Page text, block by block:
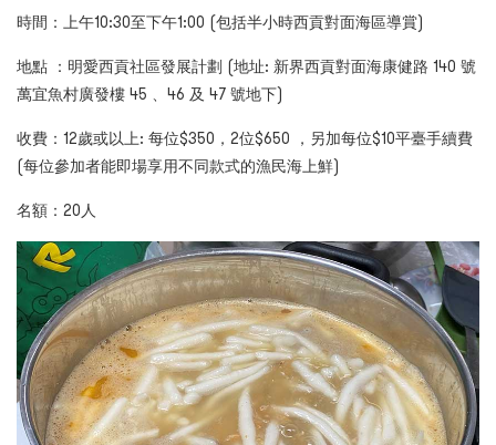
時間：上午10:30至下午1:00 (包括半小時西貢對面海區導賞)
地點 ：明愛西貢社區發展計劃 (地址: 新界西貢對面海康健路 140 號
萬宜魚村廣發樓 45 、46 及 47 號地下)
收費：12歲或以上: 每位$350，2位$650 ，另加每位$10平臺手續費
(每位參加者能即場享用不同款式的漁民海上鮮)
名額：20人